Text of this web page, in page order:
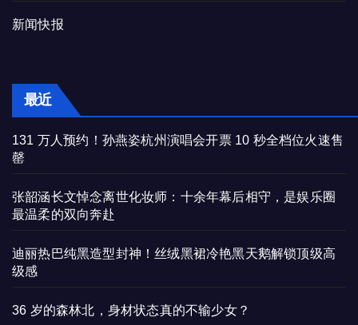
新闻快报
最近
131 万人预约！孙燕姿杭州演唱会开票 10 秒全档位火速售
罄
张韶涵长文悼念离世化妆师：十余年幕后相守，是娱乐圈
最温柔的双向奔赴
迪丽热巴纯黑造型封神！丝绒黑裙冷艳黑天鹅解锁顶级高
级感
36 岁的森林北，身材状态真的不输少女？